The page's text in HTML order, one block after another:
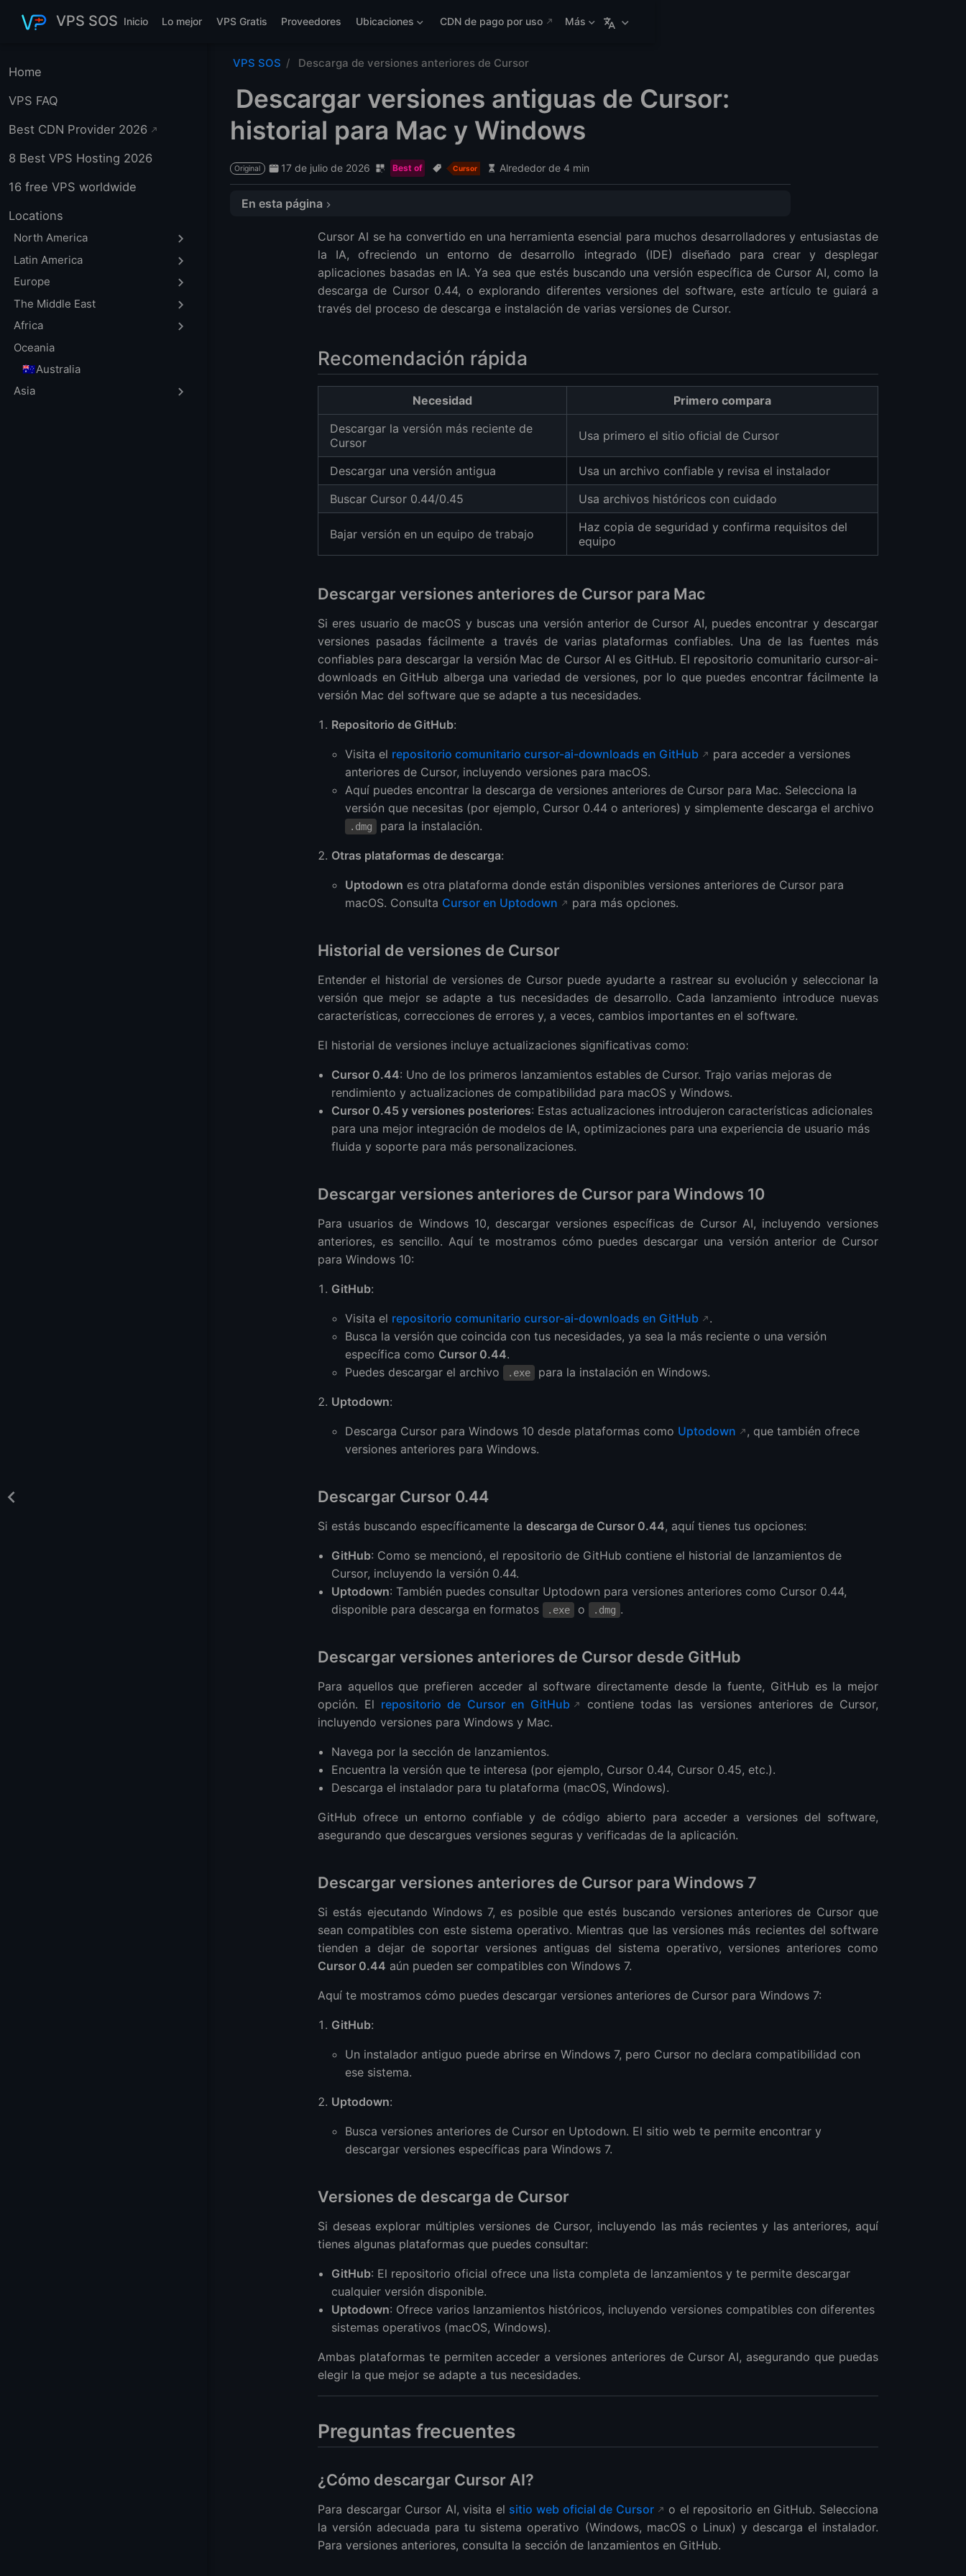
VPS SOS Inicio Lo mejor VPS Gratis Proveedores Ubicaciones CDN de pago por uso Más
Home
VPS FAQ
Best CDN Provider 2026
8 Best VPS Hosting 2026
16 free VPS worldwide
Locations
North America
Latin America
Europe
The Middle East
Africa
Oceania
🇦🇺Australia
Asia
VPS SOS Descarga de versiones anteriores de Cursor
Descargar versiones antiguas de Cursor:
historial para Mac y Windows
Original 17 de julio de 2026 Best of Cursor Alrededor de 4 min
En esta página
Descargar versiones anteriores de Cursor para Mac
Historial de versiones de Cursor
Descargar versiones anteriores de Cursor para Windows 10
Descargar Cursor 0.44
Versiones de descarga de Cursor
¿Se puede descargar un Cursor personalizado?
¿Está disponible Cursor IDE para Windows?
Cursor AI se ha convertido en una herramienta esencial para muchos desarrolladores y entusiastas de
la IA, ofreciendo un entorno de desarrollo integrado (IDE) diseñado para crear y desplegar
aplicaciones basadas en IA. Ya sea que estés buscando una versión específica de Cursor AI, como la
descarga de Cursor 0.44, o explorando diferentes versiones del software, este artículo te guiará a
través del proceso de descarga e instalación de varias versiones de Cursor.
Recomendación rápida
Necesidad
Primero compara
Descargar la versión más reciente de
Cursor
Usa primero el sitio oficial de Cursor
Descargar una versión antigua
Usa un archivo confiable y revisa el instalador
Buscar Cursor 0.44/0.45
Usa archivos históricos con cuidado
Bajar versión en un equipo de trabajo
Haz copia de seguridad y confirma requisitos del
equipo
Descargar versiones anteriores de Cursor para Mac
Si eres usuario de macOS y buscas una versión anterior de Cursor AI, puedes encontrar y descargar
versiones pasadas fácilmente a través de varias plataformas confiables. Una de las fuentes más
confiables para descargar la versión Mac de Cursor AI es GitHub. El repositorio comunitario cursor-ai-
downloads en GitHub alberga una variedad de versiones, por lo que puedes encontrar fácilmente la
versión Mac del software que se adapte a tus necesidades.
Repositorio de GitHub:
Visita el repositorio comunitario cursor-ai-downloads en GitHub
para acceder a versiones
anteriores de Cursor, incluyendo versiones para macOS.
Aquí puedes encontrar la descarga de versiones anteriores de Cursor para Mac. Selecciona la
versión que necesitas (por ejemplo, Cursor 0.44 o anteriores) y simplemente descarga el archivo
.dmg para la instalación.
Otras plataformas de descarga:
Uptodown es otra plataforma donde están disponibles versiones anteriores de Cursor para
macOS. Consulta Cursor en Uptodown para más opciones.
Historial de versiones de Cursor
Entender el historial de versiones de Cursor puede ayudarte a rastrear su evolución y seleccionar la
versión que mejor se adapte a tus necesidades de desarrollo. Cada lanzamiento introduce nuevas
características, correcciones de errores y, a veces, cambios importantes en el software.
El historial de versiones incluye actualizaciones significativas como:
Cursor 0.44: Uno de los primeros lanzamientos estables de Cursor. Trajo varias mejoras de
rendimiento y actualizaciones de compatibilidad para macOS y Windows.
Cursor 0.45 y versiones posteriores: Estas actualizaciones introdujeron características adicionales
para una mejor integración de modelos de IA, optimizaciones para una experiencia de usuario más
fluida y soporte para más personalizaciones.
Descargar versiones anteriores de Cursor para Windows 10
Para usuarios de Windows 10, descargar versiones específicas de Cursor AI, incluyendo versiones
anteriores, es sencillo. Aquí te mostramos cómo puedes descargar una versión anterior de Cursor
para Windows 10:
GitHub:
Visita el repositorio comunitario cursor-ai-downloads en GitHub
.
Busca la versión que coincida con tus necesidades, ya sea la más reciente o una versión
específica como Cursor 0.44.
Puedes descargar el archivo
.exe para la instalación en Windows.
Uptodown:
Descarga Cursor para Windows 10 desde plataformas como Uptodown
, que también ofrece
versiones anteriores para Windows.
Descargar Cursor 0.44
Si estás buscando específicamente la descarga de Cursor 0.44, aquí tienes tus opciones:
GitHub: Como se mencionó, el repositorio de GitHub contiene el historial de lanzamientos de
Cursor, incluyendo la versión 0.44.
Uptodown: También puedes consultar Uptodown para versiones anteriores como Cursor 0.44,
disponible para descarga en formatos
.exe o .dmg .
Descargar versiones anteriores de Cursor desde GitHub
Para aquellos que prefieren acceder al software directamente desde la fuente, GitHub es la mejor
opción. El repositorio de Cursor en GitHub
contiene todas las versiones anteriores de Cursor,
incluyendo versiones para Windows y Mac.
Navega por la sección de lanzamientos.
Encuentra la versión que te interesa (por ejemplo, Cursor 0.44, Cursor 0.45, etc.).
Descarga el instalador para tu plataforma (macOS, Windows).
GitHub ofrece un entorno confiable y de código abierto para acceder a versiones del software,
asegurando que descargues versiones seguras y verificadas de la aplicación.
Descargar versiones anteriores de Cursor para Windows 7
Si estás ejecutando Windows 7, es posible que estés buscando versiones anteriores de Cursor que
sean compatibles con este sistema operativo. Mientras que las versiones más recientes del software
tienden a dejar de soportar versiones antiguas del sistema operativo, versiones anteriores como
Cursor 0.44 aún pueden ser compatibles con Windows 7.
Aquí te mostramos cómo puedes descargar versiones anteriores de Cursor para Windows 7:
GitHub:
Un instalador antiguo puede abrirse en Windows 7, pero Cursor no declara compatibilidad con
ese sistema.
Uptodown:
Busca versiones anteriores de Cursor en Uptodown. El sitio web te permite encontrar y
descargar versiones específicas para Windows 7.
Versiones de descarga de Cursor
Si deseas explorar múltiples versiones de Cursor, incluyendo las más recientes y las anteriores, aquí
tienes algunas plataformas que puedes consultar:
GitHub: El repositorio oficial ofrece una lista completa de lanzamientos y te permite descargar
cualquier versión disponible.
Uptodown: Ofrece varios lanzamientos históricos, incluyendo versiones compatibles con diferentes
sistemas operativos (macOS, Windows).
Ambas plataformas te permiten acceder a versiones anteriores de Cursor AI, asegurando que puedas
elegir la que mejor se adapte a tus necesidades.
Preguntas frecuentes
¿Cómo descargar Cursor AI?
Para descargar Cursor AI, visita el sitio web oficial de Cursor
o el repositorio en GitHub. Selecciona
la versión adecuada para tu sistema operativo (Windows, macOS o Linux) y descarga el instalador.
Para versiones anteriores, consulta la sección de lanzamientos en GitHub.